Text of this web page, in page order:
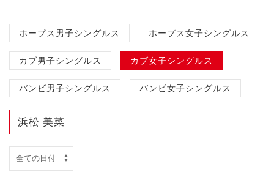
ホープス男子シングルス ホープス女子シングルス
カブ男子シングルス カブ女子シングルス
バンビ男子シングルス バンビ女子シングルス
浜松 美菜